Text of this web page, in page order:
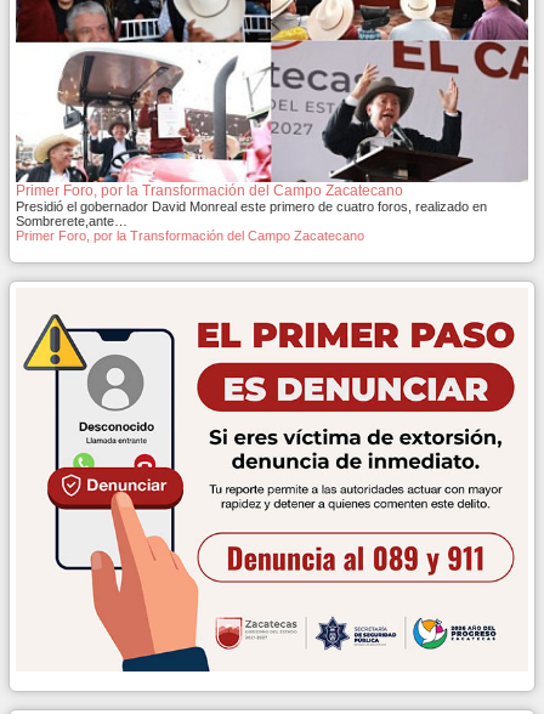
Primer Foro, por la Transformación del Campo Zacatecano
Presidió el gobernador David Monreal este primero de cuatro foros, realizado en
Sombrerete,ante…
Primer Foro, por la Transformación del Campo Zacatecano